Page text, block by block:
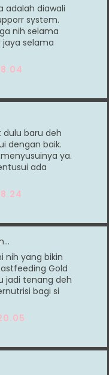
adalah diawali
system.
nih selama
selama
baru deh
dengan baik.
ya.
ada
nih yang bikin
Gold
jadi tenang deh
bagi si